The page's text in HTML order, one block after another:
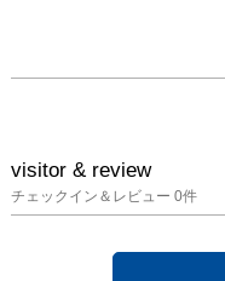
川太郎（きたがわ・たろ
う）の石彫作品を展示し
ます。
visitor & review
チェックイン＆レビュー 0件